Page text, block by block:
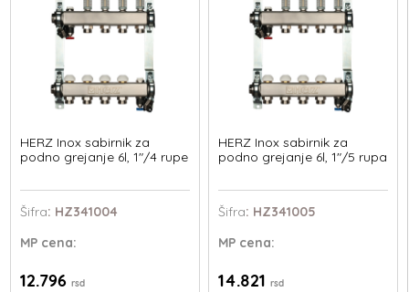
HERZ Inox sabirnik za
podno grejanje 6l, 1"/4 rupe
Šifra: HZ341004
MP cena:
12.796rsd
HERZ Inox sabirnik za
podno grejanje 6l, 1"/5 rupa
Šifra: HZ341005
MPcena:
14.821 rsd